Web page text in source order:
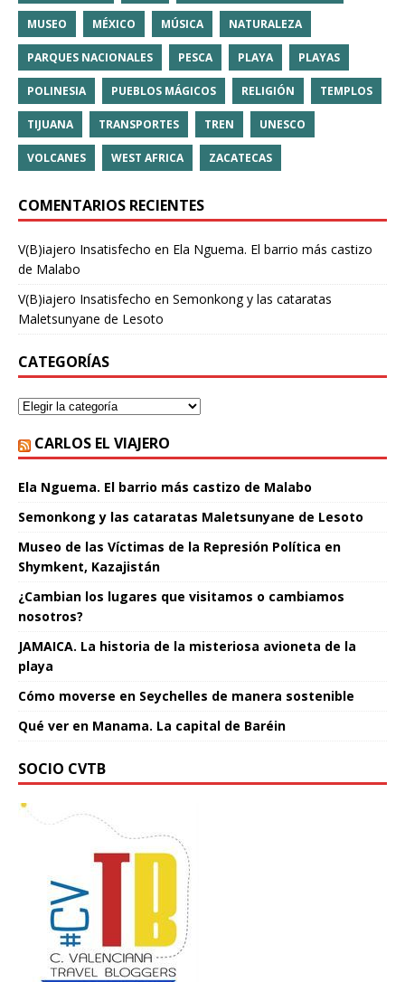
MUSEO MÉXICO MÚSICA NATURALEZA
PARQUES NACIONALES PESCA PLAYA PLAYAS
POLINESIA PUEBLOS MÁGICOS RELIGIÓN TEMPLOS
TIJUANA TRANSPORTES TREN UNESCO
VOLCANES WEST AFRICA ZACATECAS
COMENTARIOS RECIENTES
V(B)iajero Insatisfecho en Ela Nguema. El barrio más castizo
de Malabo
V(B)iajero Insatisfecho en Semonkong y las cataratas
Maletsunyane de Lesoto
CATEGORÍAS
CARLOS EL VIAJERO
Ela Nguema. El barrio más castizo de Malabo
Semonkong y las cataratas Maletsunyane de Lesoto
Museo de las Víctimas de la Represión Política en
Shymkent, Kazajistán
¿Cambian los lugares que visitamos o cambiamos
nosotros?
JAMAICA. La historia de la misteriosa avioneta de la
playa
Cómo moverse en Seychelles de manera sostenible
Qué ver en Manama. La capital de Baréin
SOCIO CVTB